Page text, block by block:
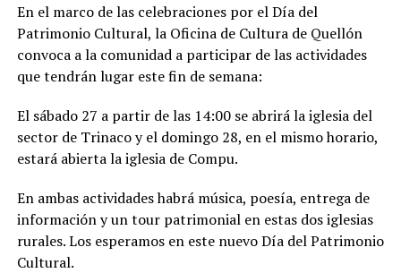
En el marco de las celebraciones por el Día del
Patrimonio Cultural, la Oficina de Cultura de Quellón
convoca a la comunidad a participar de las actividades
que tendrán lugar este fin de semana:
El sábado 27 a partir de las 14:00 se abrirá la iglesia del
sector de Trinaco y el domingo 28, en el mismo horario,
estará abierta la iglesia de Compu.
En ambas actividades habrá música, poesía, entrega de
información y un tour patrimonial en estas dos iglesias
rurales. Los esperamos en este nuevo Día del Patrimonio
Cultural.